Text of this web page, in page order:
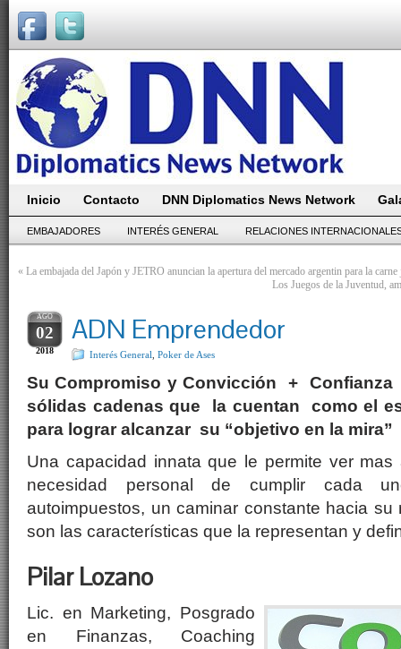
Inicio Contacto DNN Diplomatics News Network
EMBAJADORES INTERÉS GENERAL RELACIONES
« La embajada del Japón y JETRO anuncian la apertura del mercado argentin para la carne
Los Juegos de la Juventud,
AGO
02
2018
ADN Emprendedor
Interés General Poker de Ases
Su Compromiso y Convicción +
sólidas cadenas que la cuentan como el
para lograr alcanzar su “objetivo en la mira”
Una capacidad innata que le permite ver
necesidad personal de cumplir cada
autoimpuestos, un caminar constante hacia
son las características que la representan y
Pilar Lozano
Lic. en Marketing, Posgrado
en Finanzas, Coaching